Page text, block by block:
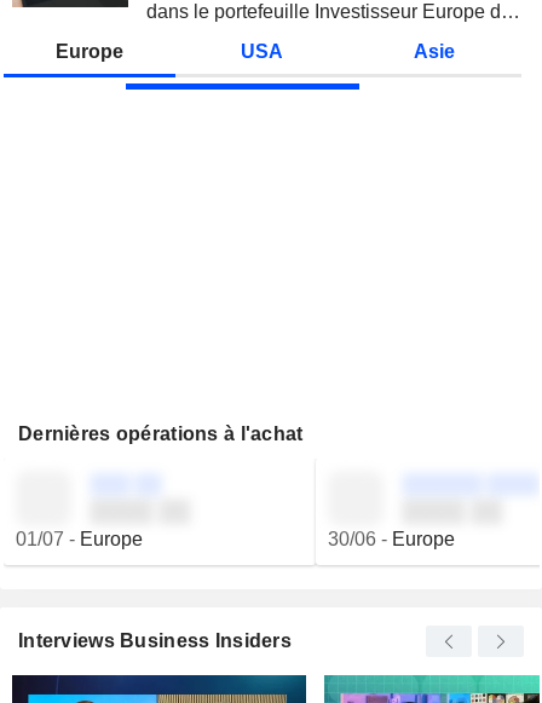
dans le portefeuille Investisseur Europe de
Europe USA Asie
Dernières opérations à l'achat
01/07 - Europe 30/06- Europe
Interviews Business Insiders